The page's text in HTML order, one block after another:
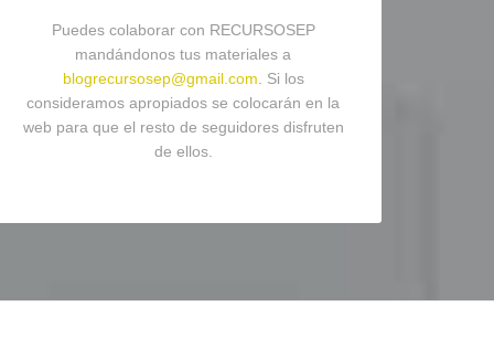
Puedes colaborar con RECURSOSEP
mandándonos tus materiales a
blogrecursosep@gmail.com . Si los
consideramos apropiados se colocarán en la
web para que el resto de seguidores disfruten
de ellos.